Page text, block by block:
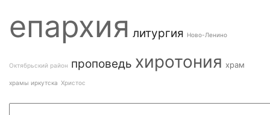
епархия литургия Ново-Ленино
Октябрьский район проповедь хиротония храм
храмы иркутска Христос